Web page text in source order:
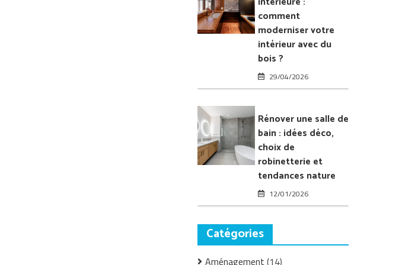
l’intérieur
de
sa
comment
moderniser votre
intérieur avec du
bois ?
29/04/2026
Rénover une salle de
bain : idées déco,
choix de
robinetterie et
tendances nature
12/01/2026
Catégories
Aménagement (14)